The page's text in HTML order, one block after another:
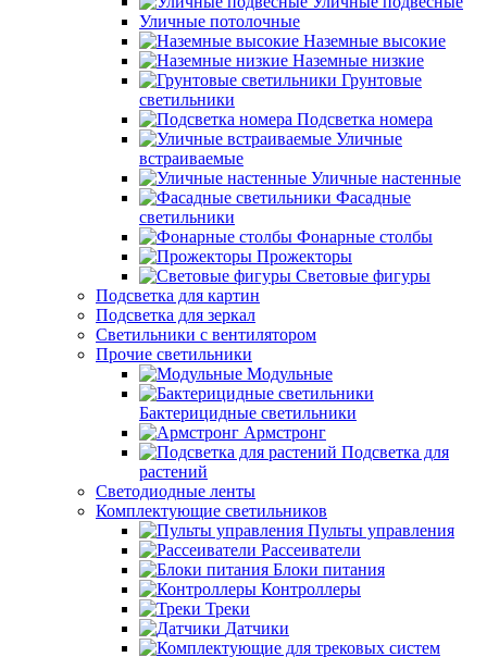
Уличные потолочные
Наземные высокие
Наземные низкие
Грунтовые
светильники
Подсветка номера
Уличные
встраиваемые
Уличные настенные
Фасадные
светильники
Фонарные столбы
Прожекторы
Световые фигуры
Подсветка для картин
Подсветка для зеркал
Светильники с вентилятором
Прочие светильники
Модульные
Бактерицидные светильники
Армстронг
Подсветка для
растений
Светодиодные ленты
Комплектующие светильников
Пульты управления
Рассеиватели
Блоки питания
Контроллеры
Треки
Датчики